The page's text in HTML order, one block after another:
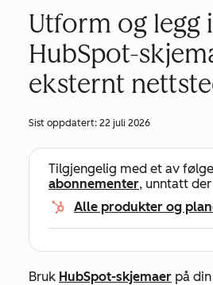
Utform og legg
HubSpot-
eksternt
Sist oppdatert: 22 juli 2026
Tilgjengelig med et av
abonnementer, unntatt
Alle produkter og
Bruk HubSpot-skjemaer på